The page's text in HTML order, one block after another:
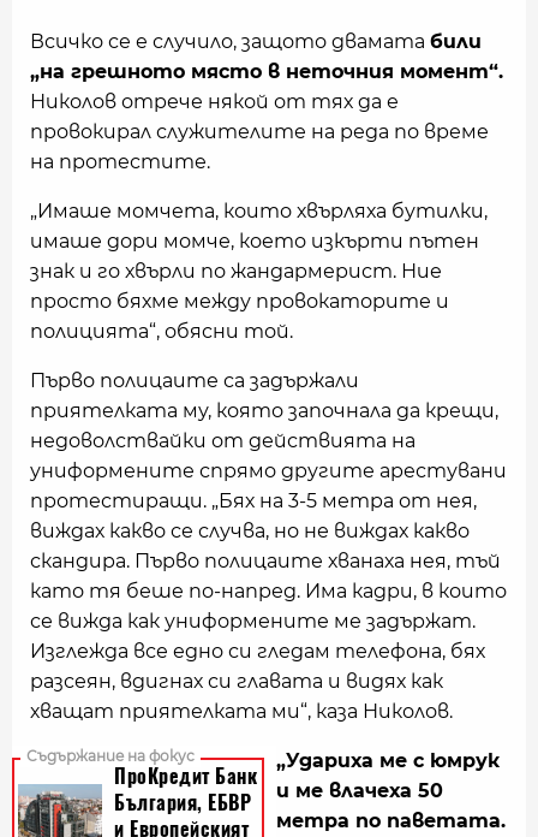
Всичко се е случило, защото двамата били
„на грешното място в неточния момент“.
Николов отрече някой от тях да е
провокирал служителите на реда по време
на протестите.
„Имаше момчета, които хвърляха бутилки,
имаше дори момче, което изкърти пътен
знак и го хвърли по жандармерист. Ние
просто бяхме между провокаторите и
полицията“, обясни той.
Първо полицаите са задържали
приятелката му, която започнала да крещи,
недоволствайки от действията на
униформените спрямо другите арестувани
протестиращи. „Бях на 3-5 метра от нея,
виждах какво се случва, но не виждах какво
скандира. Първо полицаите хванаха нея, тъй
като тя беше по-напред. Има кадри, в които
се вижда как униформените ме задържат.
Изглежда все едно си гледам телефона, бях
разсеян, вдигнах си главата и видях как
хващат приятелката ми“, каза Николов.
„Удариха ме с юмрук
и ме влачеха 50
метра по паветата.